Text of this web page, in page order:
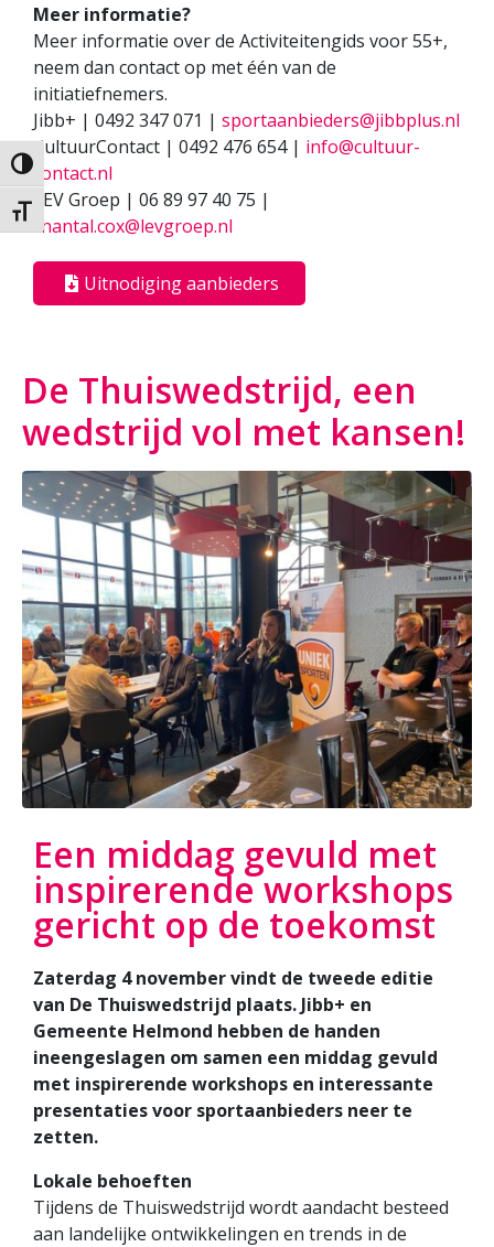
Keuze voor hoog contrast
Kies grootte van het lettertype
Meer informatie?
Meer informatie over de Activiteitengids voor 55+,
neem dan contact op met één van de
initiatiefnemers.
Jibb+ | 0492 347 071 | sportaanbieders@jibbplus.nl
CultuurContact | 0492 476 654 | info@cultuur-
contact.nl
LEV Groep | 06 89 97 40 75 |
chantal.cox@levgroep.nl
Uitnodiging aanbieders
De Thuiswedstrijd, een
wedstrijd vol met kansen!
Een middag gevuld met
inspirerende workshops
gericht op de toekomst
Zaterdag 4 november vindt de tweede editie
van De Thuiswedstrijd plaats. Jibb+ en
Gemeente Helmond hebben de handen
ineengeslagen om samen een middag gevuld
met inspirerende workshops en interessante
presentaties voor sportaanbieders neer te
zetten.
Lokale behoeften
Tijdens de Thuiswedstrijd wordt aandacht besteed
aan landelijke ontwikkelingen en trends in de